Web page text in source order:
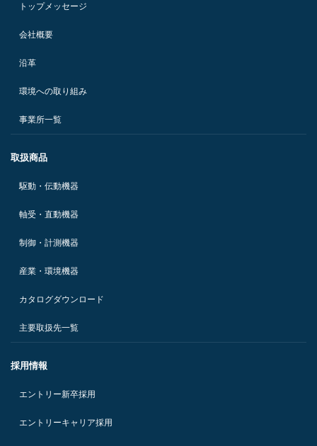
トップメッセージ
会社概要
沿革
環境への取り組み
事業所一覧
取扱商品
駆動・伝動機器
軸受・直動機器
制御・計測機器
産業・環境機器
カタログダウンロード
主要取扱先一覧
採用情報
エントリー新卒採用
エントリーキャリア採用